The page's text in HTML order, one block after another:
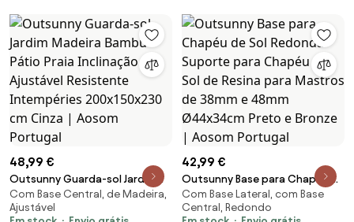
48,99 €
Outsunny Guarda-sol Jardim
Madeira Bambu Pátio Praia
Inclinação Ajustável Resistente
Com Base Central, de Madeira,
Ajustável
42,99 €
Outsunny Base para Chapéu de
Sol Redonda Suporte para
Chapéu de Sol de Resina para
Com Base Lateral, com Base
Central, Redondo